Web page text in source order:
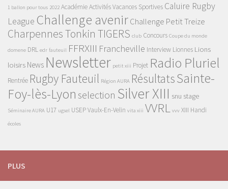
1 ballon pour tous 2022 AcadémieActivités Vacances Sportives Caluire Rugby
League Challenge avenirChallenge Petit Treize
Charpennes Tonkin TIGERS club Concours Coupe du monde
domene DRL edr fauteuil FFRXIII Francheville Interview Lionnes Lions
loisirs News Newsletter petit xiii Projet Radio Pluriel
Rentrée Rugby Fauteuil Région AURA RésultatsSainte-
Foy-lès-Lyon selection Silver XIII snu stage
Séminaire AURA U17 ugsel USEPVaulx-En-Velin vita xiii VVRL vvv XIII Handi
écoles
PLUS